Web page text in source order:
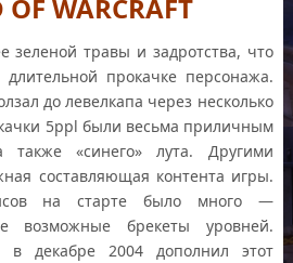
WARCRAFT
зеленой травы и задротства, что
прокачке персонажа.
до левелкапа через несколько
5ppl были весьма приличным
также «синего» лута. Другими
составляющая контента игры.
на старте было много —
возможные брекеты уровней.
в декабре 2004 дополнил этот